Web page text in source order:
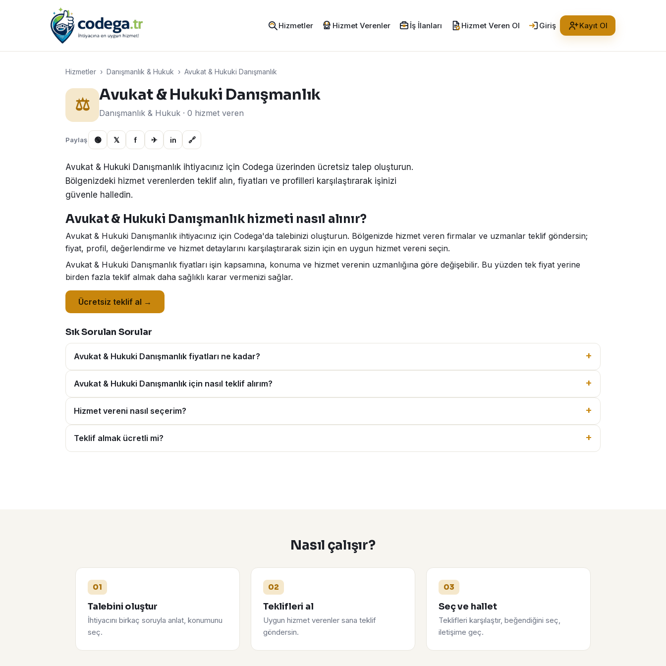
Hizmetler Hizmet Verenler İş İlanları Hizmet Veren Ol Giriş Kayıt Ol
Hizmetler › Danışmanlık & Hukuk › Avukat & Hukuki Danışmanlık
⚖️ Avukat & Hukuki Danışmanlık
Danışmanlık & Hukuk · 0 hizmet veren
Paylaş 🟢 𝕏 f ✈ in 🔗
Avukat & Hukuki Danışmanlık ihtiyacınız için Codega üzerinden ücretsiz talep oluşturun.
Bölgenizdeki hizmet verenlerden teklif alın, fiyatları ve profilleri karşılaştırarak işinizi
güvenle halledin.
Avukat & Hukuki Danışmanlık hizmeti nasıl alınır?
Avukat & Hukuki Danışmanlık ihtiyacınız için Codega'da talebinizi oluşturun. Bölgenizde hizmet veren firmalar ve uzmanlar teklif göndersin;
fiyat, profil, değerlendirme ve hizmet detaylarını karşılaştırarak sizin için en uygun hizmet vereni seçin.
Avukat & Hukuki Danışmanlık fiyatları işin kapsamına, konuma ve hizmet verenin uzmanlığına göre değişebilir. Bu yüzden tek fiyat yerine
birden fazla teklif almak daha sağlıklı karar vermenizi sağlar.
Ücretsiz teklif al →
Sık Sorulan Sorular
Avukat & Hukuki Danışmanlık fiyatları ne kadar?
Avukat & Hukuki Danışmanlık için nasıl teklif alırım?
Hizmet vereni nasıl seçerim?
Teklif almak ücretli mi?
Nasıl çalışır?
01
Talebini oluştur
İhtiyacını birkaç soruyla anlat, konumunu
seç.
02
Teklifleri al
Uygun hizmet verenler sana teklif
göndersin.
03
Seç ve hallet
Teklifleri karşılaştır, beğendiğini seç,
iletişime geç.